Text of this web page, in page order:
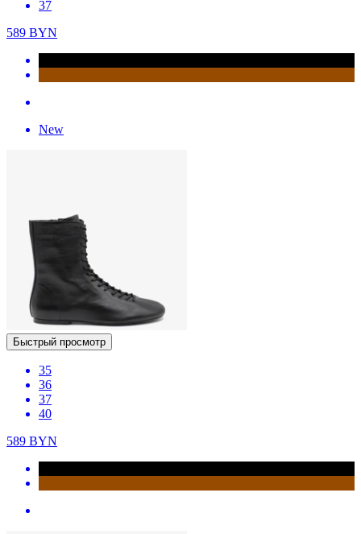
37
589 BYN
New
Быстрый просмотр
35
36
37
40
589 BYN